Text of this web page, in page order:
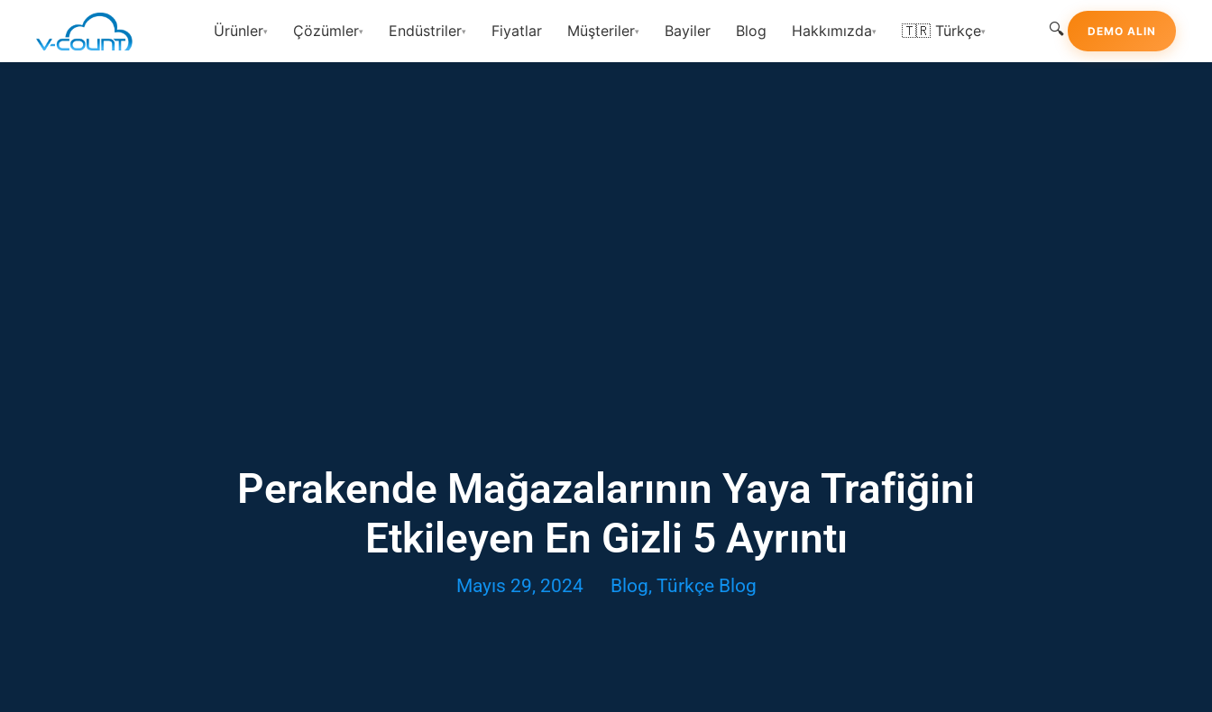
Ürünler▾ Çözümler▾ Endüstriler▾ Fiyatlar Müşteriler▾ Bayiler Blog Hakkımızda▾ 🇹🇷 Türkçe▾ 🔍 DEMO ALIN
Perakende Mağazalarının Yaya Trafiğini
Etkileyen En Gizli 5 Ayrıntı
Mayıs 29, 2024 Blog, Türkçe Blog